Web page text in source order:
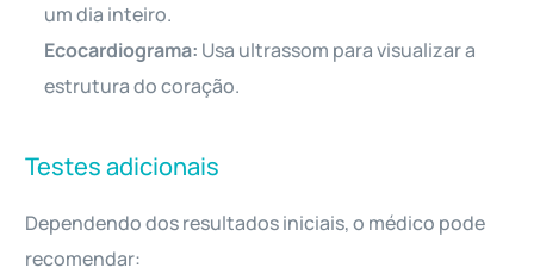
um dia inteiro.
Ecocardiograma: Usa ultrassom para visualizar a
estrutura do coração.
Testes adicionais
Dependendo dos resultados iniciais, o médico pode
recomendar: